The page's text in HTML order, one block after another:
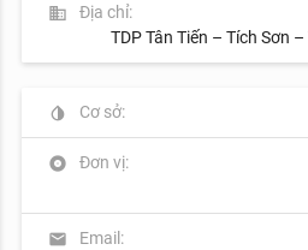
business
Địa chỉ:
TDP Tân Tiến – Tích Sơn
invert_colors Cơ sở:
album Đơn vị:
mail Email: